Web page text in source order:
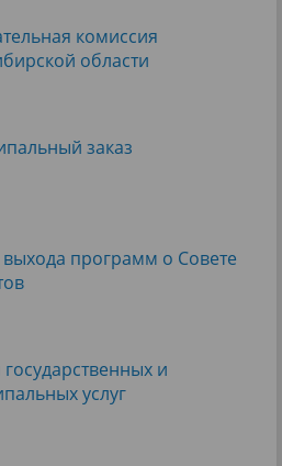
комиссия
области
заказ
выхода программ о Cовете
и
услуг